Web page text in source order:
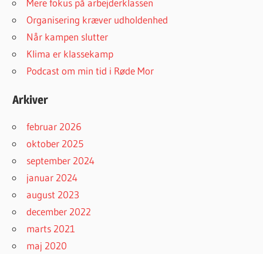
Mere fokus på arbejderklassen
Organisering kræver udholdenhed
Når kampen slutter
Klima er klassekamp
Podcast om min tid i Røde Mor
Arkiver
februar 2026
oktober 2025
september 2024
januar 2024
august 2023
december 2022
marts 2021
maj 2020